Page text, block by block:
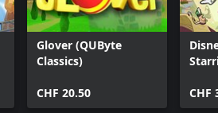
Glover (QUByte
Classics)
CHF 20.50
CHF